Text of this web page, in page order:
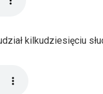
kilkudziesięciu